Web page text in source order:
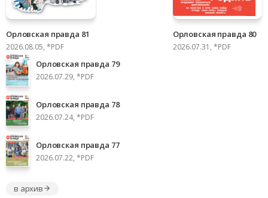
Орловская правда 81
2026.08.05, *PDF
Орловская правда 80
2026.07.31, *PDF
Орловская правда 79
2026.07.29, *PDF
Орловская правда 78
2026.07.24, *PDF
Орловская правда 77
2026.07.22, *PDF
в архив